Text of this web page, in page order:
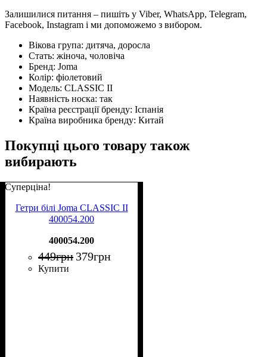
Залишилися питання – пишіть у Viber, WhatsApp, Telegram,
Facebook, Instagram і ми допоможемо з вибором.
Вікова група: дитяча, доросла
Стать: жіноча, чоловіча
Бренд: Joma
Колір: фіолетовий
Модель: CLASSIC II
Наявність носка: так
Країна реєстрації бренду: Іспанія
Країна виробника бренду: Китай
Покупці цього товару також
вибирають
Суперціна!
Гетри білі Joma CLASSIC II
400054.200
400054.200
449грн 379грн
Купити